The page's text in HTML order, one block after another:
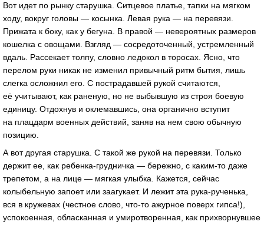
Вот идет по рынку старушка. Ситцевое платье, тапки на мягком
ходу, вокруг головы — косынка. Левая рука — на перевязи.
Прижата к боку, как у бегуна. В правой — невероятных размеров
кошелка с овощами. Взгляд — сосредоточенный, устремленный
вдаль. Рассекает толпу, словно ледокол в торосах. Ясно, что
перелом руки никак не изменил привычный ритм бытия, лишь
слегка осложнил его. С пострадавшей рукой считаются,
её учитывают, как раненую, но не выбывшую из строя боевую
единицу. Отдохнув и оклемавшись, она органично вступит
на плацдарм военных действий, заняв на нем свою обычную
позицию.
А вот другая старушка. С такой же рукой на перевязи. Только
держит ее, как ребенка-грудничка — бережно, с каким-то даже
трепетом, а на лице — мягкая улыбка. Кажется, сейчас
колыбельную запоет или заагукает. И лежит эта рука-рученька,
вся в кружевах (честное слово, что-то ажурное поверх гипса!),
успокоенная, обласканная и умиротворенная, как прихворнувшее